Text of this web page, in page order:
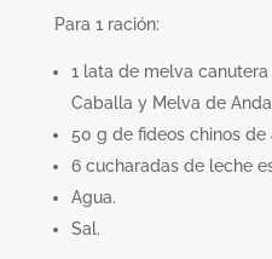
Para 1 ración:
1 lata de melva
Caballa y Melva de
50 g de fideos chinos de
6 cucharadas de leche
Agua.
Sal.